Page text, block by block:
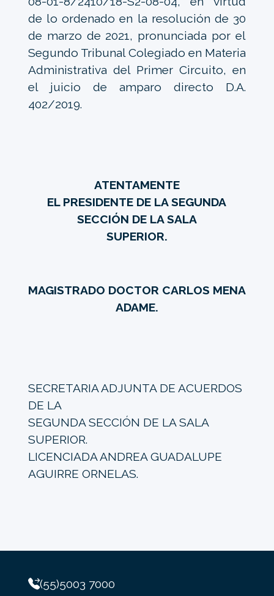
de lo ordenado en la resolución de 30
de marzo de 2021, pronunciada por el
Segundo Tribunal Colegiado en Materia
Administrativa del Primer Circuito, en
el juicio de amparo directo D.A.
402/2019.
ATENTAMENTE
EL PRESIDENTE DE LA SEGUNDA
SECCIÓN DE LA SALA
SUPERIOR.
MAGISTRADO DOCTOR CARLOS MENA
ADAME.
SECRETARIA ADJUNTA DE ACUERDOS
DE LA
SEGUNDA SECCIÓN DE LA SALA
SUPERIOR.
LICENCIADA ANDREA GUADALUPE
AGUIRRE ORNELAS.
(55)5003 7000